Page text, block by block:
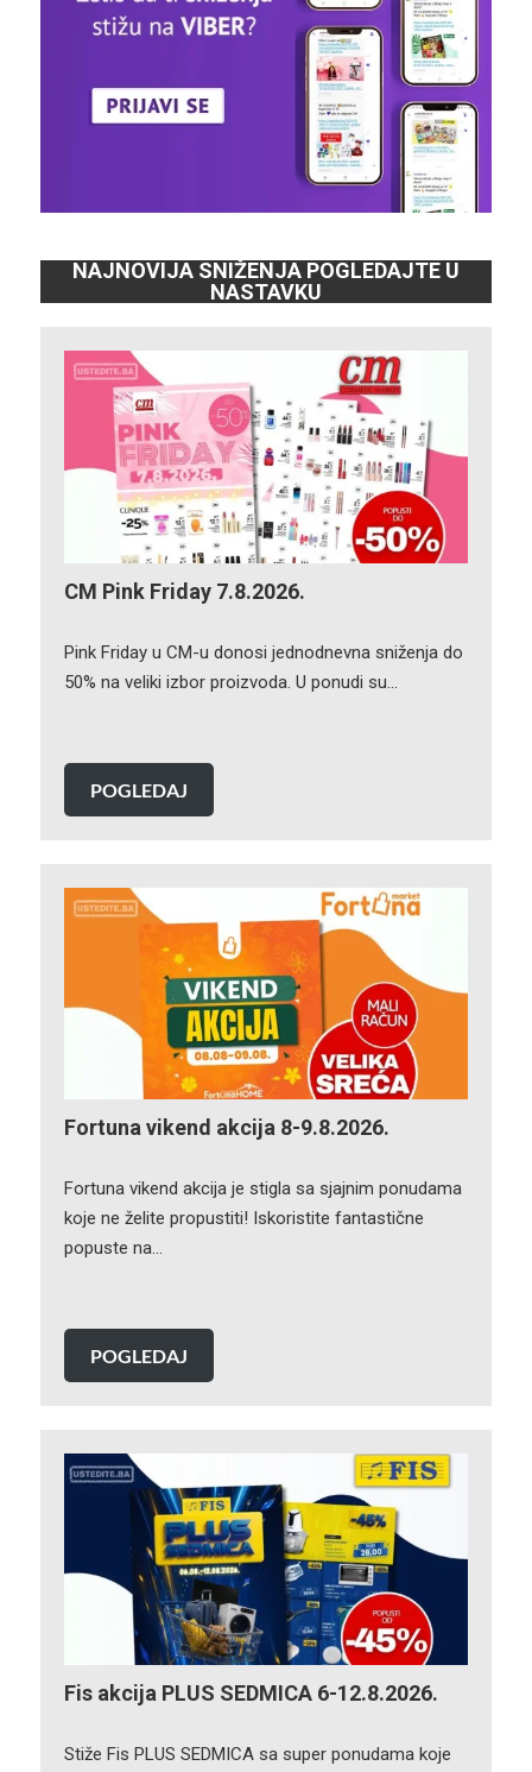
NAJNOVIJA SNIŽENJA POGLEDAJTE U
NASTAVKU
CM Pink Friday 7.8.2026.
Pink Friday u CM-u donosi jednodnevna sniženja do
50% na veliki izbor proizvoda. U ponudi su…
POGLEDAJ
Fortuna vikend akcija 8-9.8.2026.
Fortuna vikend akcija je stigla sa sjajnim ponudama
koje ne želite propustiti! Iskoristite fantastične
popuste na…
POGLEDAJ
Fis akcija PLUS SEDMICA 6-12.8.2026.
Stiže Fis PLUS SEDMICA sa super ponudama koje